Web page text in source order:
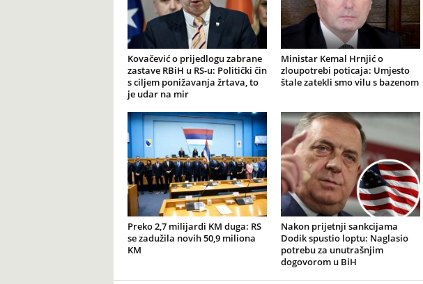
Kovačević o prijedlogu zabrane
zastave RBiH u RS-u: Politički čin
s ciljem ponižavanja žrtava, to
je udar na mir
Ministar Kemal Hrnjić o
zloupotrebi poticaja: Umjesto
štale zatekli smo vilu s bazenom
Preko 2,7 milijardi KM duga: RS
se zadužila novih 50,9 miliona
KM
Nakon prijetnji sankcijama
Dodik spustio loptu: Naglasio
potrebu za unutrašnjim
dogovorom u BiH